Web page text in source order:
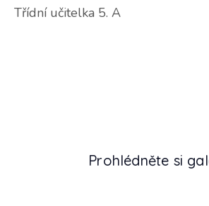
Třídní učitelka 5. A
Prohlédněte si